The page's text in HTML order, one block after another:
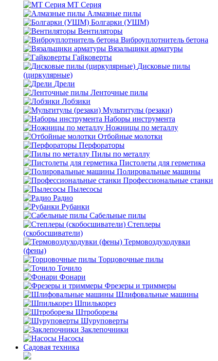
MT Серия
Алмазные пилы
Болгарки (УШМ)
Вентиляторы
Виброуплотнитель бетона
Вязальщики арматуры
Гайковерты
Дисковые пилы
(циркулярные)
Дрели
Ленточные пилы
Лобзики
Мультитулы (резаки)
Наборы инструмента
Ножницы по металлу
Отбойные молотки
Перфораторы
Пилы по металлу
Пистолеты для герметика
Полировальные машины
Профессиональные станки
Пылесосы
Радио
Рубанки
Сабельные пилы
Степлеры
(скобосшиватели)
Термовоздуходувки
(фены)
Торцовочные пилы
Точило
Фонари
Фрезеры и триммеры
Шлифовальные машины
Шпилькорез
Штроборезы
Шуруповерты
Заклепочники
Насосы
Садовая техника